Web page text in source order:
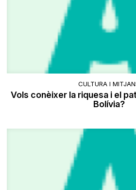
CULTURA I
Vols conèixer la riquesa i el
Bolívia?